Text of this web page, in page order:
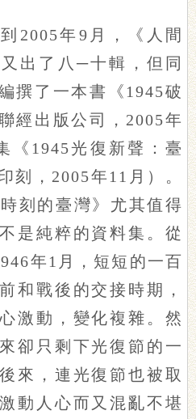
2005年9月，《人間
出了八─十輯，但同
撰了一本書《1945破
經出版公司，2005年
《1945光復新聲：臺
刻，2005年11月）。
刻的臺灣》尤其值得
是純粹的資料集。從
年1月，短短的一百
和戰後的交接時期，
激動，變化複雜。然
卻只剩下光復節的一
來，連光復節也被取
動人心而又混亂不堪